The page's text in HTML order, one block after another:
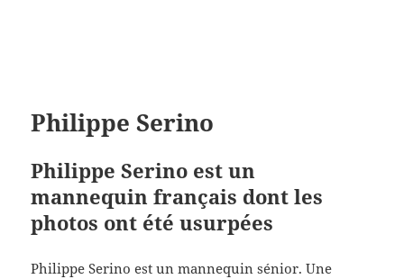
Philippe Serino
Philippe Serino est un
mannequin français dont les
photos ont été usurpées
Philippe Serino est un mannequin sénior. Une